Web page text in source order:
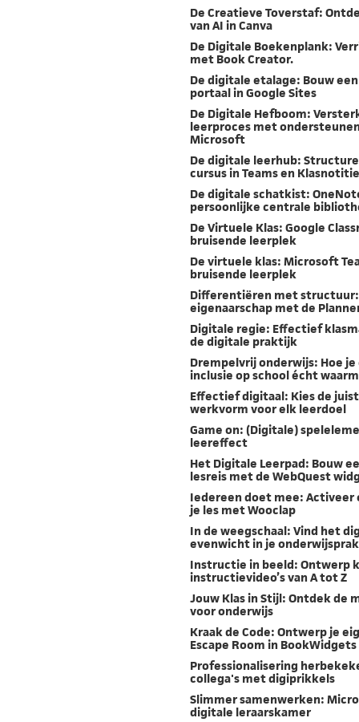
De Creatieve Toverstaf:
van AI in Canva
De Digitale Boekenplank:
met Book Creator.
De digitale etalage: Bouw
portaal in Google Sites
De Digitale Hefboom:
leerproces met
Microsoft
De digitale leerhub:
cursus in Teams en
De digitale schatkist:
persoonlijke centrale
De Virtuele Klas: Google
bruisende leerplek
De virtuele klas: Microsoft
bruisende leerplek
Differentiëren met
eigenaarschap met de
Digitale regie: Effectief
de digitale praktijk
Drempelvrij onderwijs: Hoe
inclusie op school écht
Effectief digitaal: Kies de
werkvorm voor elk leerdoel
Game on: (Digitale)
leereffect
Het Digitale Leerpad: Bouw
lesreis met de WebQuest
Iedereen doet mee: Activeer
je les met Wooclap
In de weegschaal: Vind het
evenwicht in je
Instructie in beeld: Ontwerp
instructievideo’s van A tot Z
Jouw Klas in Stijl: Ontdek de
voor onderwijs
Kraak de Code: Ontwerp je
Escape Room in BookWidgets
Professionalisering
collega's met digiprikkels
Slimmer samenwerken:
digitale leraarskamer